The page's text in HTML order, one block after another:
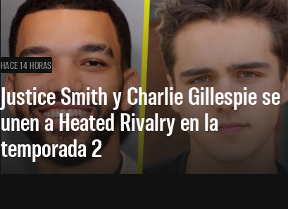
HACE 14 HORAS
Justice Smith y Charlie Gillespie se
unen a Heated Rivalry en la
temporada 2